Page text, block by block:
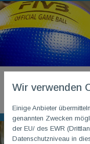
Wir verwenden
Einige Anbieter
genannten Zwecken
der EU/ des EWR
Datenschutzniveau in